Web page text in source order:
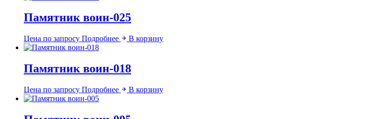
Памятник воин-025
Цена по запросу Подробнее В корзину
Памятник воин-018
Цена по запросу Подробнее В корзину